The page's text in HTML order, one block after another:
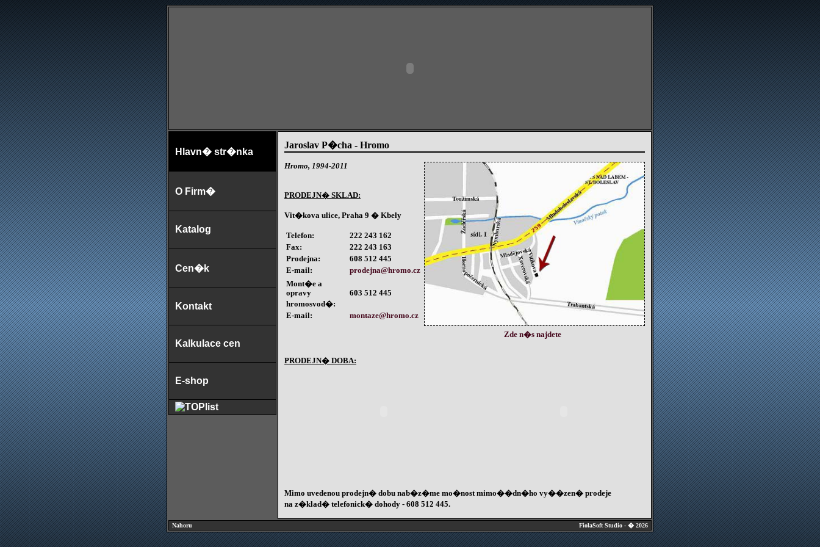
Hlavn� str�nka
O Firm�
Katalog
Cen�k
Kontakt
Kalkulace cen
E-shop
Jaroslav P�cha - Hromo
Hromo, 1994-2011
PRODEJN� SKLAD:
Vit�kova ulice, Praha 9 � Kbely
Telefon:
222 243 162
Fax:
222 243 163
Prodejna:
608 512 445
E-mail:
prodejna@hromo.cz
Mont�e a
opravy
hromosvod�:
603 512 445
E-mail: montaze@hromo.cz
Zde n�s najdete
PRODEJN� DOBA:
Mimo uvedenou prodejn� dobu nab�z�me mo�nost mimo��dn�ho vy��zen� prodeje
na z�klad� telefonick� dohody - 608 512 445.
Nahoru FiolaSoft Studio - � 2026